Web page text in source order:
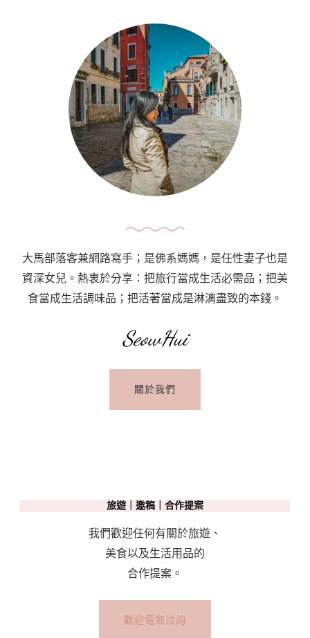
大馬部落客兼網路寫手；是佛系媽媽，是任性妻子也是
資深女兒。熱衷於分享：把旅行當成生活必需品；把美
食當成生活調味品；把活著當成是淋漓盡致的本錢。
SeowHui
關於我們
旅遊｜邀稿｜合作提案
我們歡迎任何有關於旅遊、
美食以及生活用品的
合作提案。
歡迎電郵洽詢